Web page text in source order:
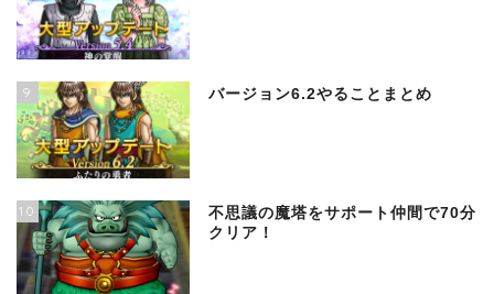
9 バージョン6.2やることまとめ
10
不思議の魔塔をサポート仲間で70分
クリア！